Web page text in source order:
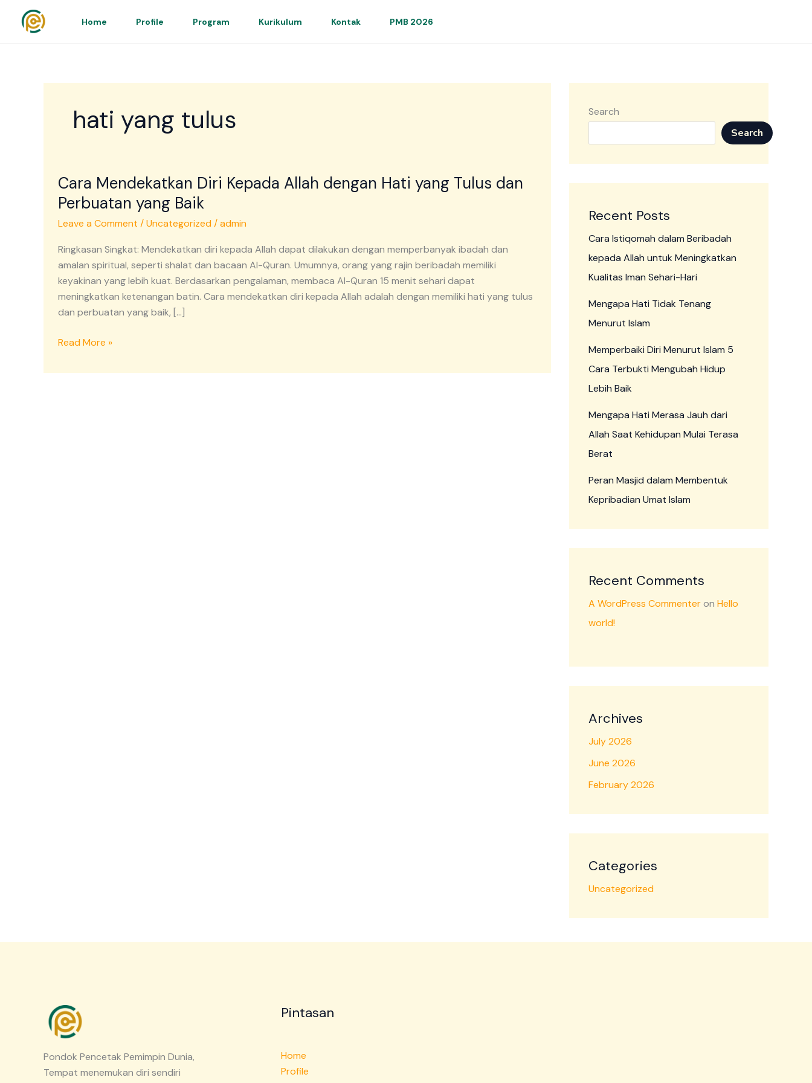
Home Profile Program Kurikulum Kontak PMB 2026
hati yang tulus
Cara Mendekatkan Diri Kepada Allah dengan Hati yang Tulus dan
Perbuatan yang Baik
Leave a Comment /Uncategorized /admin
Ringkasan Singkat: Mendekatkan diri kepada Allah dapat dilakukan dengan memperbanyak ibadah dan
amalan spiritual, seperti shalat dan bacaan Al-Quran. Umumnya, orang yang rajin beribadah memiliki
keyakinan yang lebih kuat. Berdasarkan pengalaman, membaca Al-Quran 15 menit sehari dapat
meningkatkan ketenangan batin. Cara mendekatkan diri kepada Allah adalah dengan memiliki hati yang tulus
dan perbuatan yang baik, […]
Mendekatkan
Diri
Allah
dengan
yang
Tulus
dan
yang
Read More »
Search
Search
Recent Posts
Cara Istiqomah dalam Beribadah
kepada Allah untuk Meningkatkan
Kualitas Iman Sehari-Hari
Mengapa Hati Tidak Tenang
Menurut Islam
Memperbaiki Diri Menurut Islam 5
Cara Terbukti Mengubah Hidup
Lebih Baik
Mengapa Hati Merasa Jauh dari
Allah Saat Kehidupan Mulai Terasa
Berat
Peran Masjid dalam Membentuk
Kepribadian Umat Islam
Recent Comments
A WordPress Commenteron Hello
world!
Archives
July 2026
June 2026
February 2026
Categories
Uncategorized
Pondok Pencetak Pemimpin Dunia,
Tempat menemukan diri sendiri
Pintasan
Home
Profile